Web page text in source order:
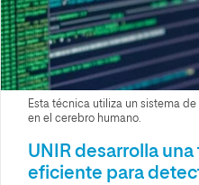
Esta técnica utiliza un sistema
en el cerebro humano.
UNIR desarrolla
eficiente para